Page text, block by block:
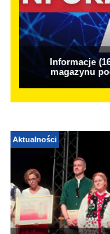
Informacje
magazynu
Aktualności